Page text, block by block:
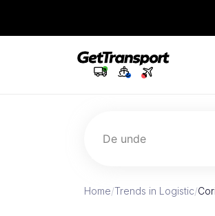
De unde
Home/Trends in Logistic/